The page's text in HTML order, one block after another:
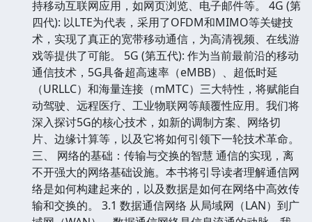
持移动互联网应用，如网页浏览、电子邮件等。 4G (第
四代): 以LTE为代表，采用了OFDM和MIMO等关键技
术，实现了真正的宽带移动通信，为高清视频、在线游
戏等提供了可能。 5G (第五代): 作为当前最前沿的移动
通信技术，5G具备超高速率（eMBB）、超低时延
（URLLC）和海量连接（mMTC）三大特性，将赋能自
动驾驶、远程医疗、工业物联网等颠覆性应用。我们将
深入探讨5G的核心技术，如新的调制方案、网络切
片、边缘计算等，以及它将如何引领下一轮技术革命。
三、 网络的基础：传输与交换的智慧 通信的实现，离
不开强大的网络基础设施。本书将引导读者理解通信网
络是如何构建起来的，以及数据是如何在网络中高效传
输和交换的。 3.1 数据通信网络 从局域网（LAN）到广